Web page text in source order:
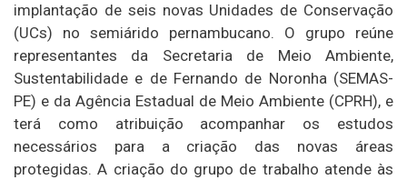
implantação de seis novas Unidades de Conservação
(UCs) no semiárido pernambucano. O grupo reúne
representantes da Secretaria de Meio Ambiente,
Sustentabilidade e de Fernando de Noronha (SEMAS-
PE) e da Agência Estadual de Meio Ambiente (CPRH), e
terá como atribuição acompanhar os estudos
necessários para a criação das novas áreas
protegidas. A criação do grupo de trabalho atende às